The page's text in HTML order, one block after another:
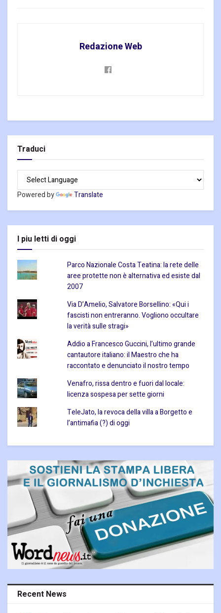
Redazione Web
Traduci
Powered by Translate
I piu letti di oggi
Parco Nazionale Costa Teatina: la rete delle
aree protette non è alternativa ed esiste dal
2007
Via D’Amelio, Salvatore Borsellino: «Qui i
fascisti non entreranno. Vogliono occultare
la verità sulle stragi»
Addio a Francesco Guccini, l’ultimo grande
cantautore italiano: il Maestro che ha
raccontato e denunciato il nostro tempo
Venafro, rissa dentro e fuori dal locale:
licenza sospesa per sette giorni
TeleJato, la revoca della villa a Borgetto e
l’antimafia (?) di oggi
Recent News